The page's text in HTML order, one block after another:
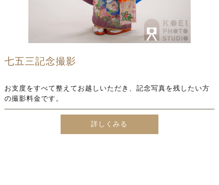
七五三記念撮影
お支度をすべて整えてお越しいただき、記念写真を残したい方
の撮影料金です。
詳しくみる